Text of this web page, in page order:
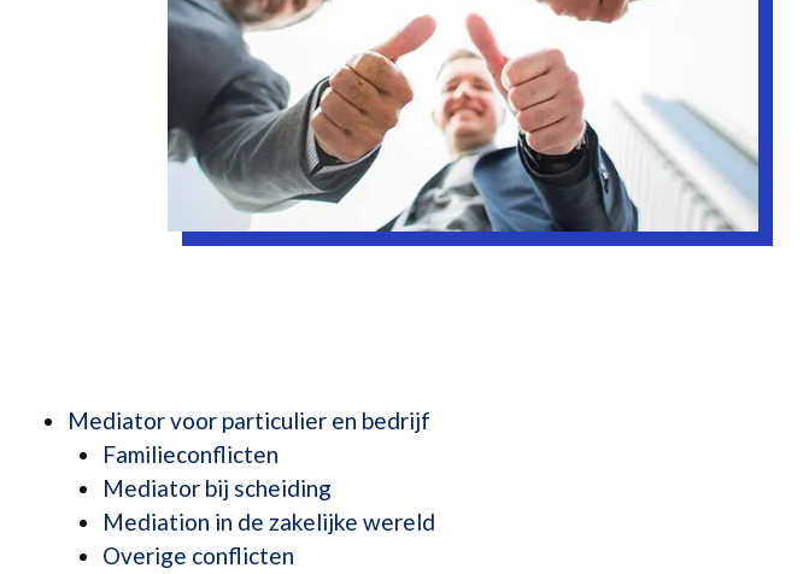
Mediator voor particulier en bedrijf
Familieconflicten
Mediator bij scheiding
Mediation in de zakelijke wereld
Overige conflicten